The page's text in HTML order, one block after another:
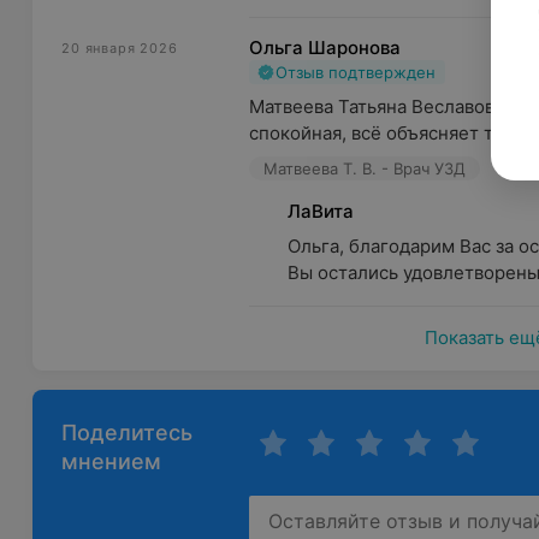
УЗИ сердца (эхокардиография) с
Дуплексное сканирование сосудов с цветным и
(брахиоцефальных сосудов, вен и артерий
УЗДГ одного венозного бассейна
УЗДГ одного артериального бассейна
Прием ведут врачи высшей и первой
20 января 2026 Ольга Шаронова
Отзыв подтвержден
Матвеева Татьяна Веславовна
спокойная, всё объясняет так,
Матвеева Т. В. - Врач УЗД
ЛаВита
Ольга, благодарим Вас за
Вы остались
Показать
Поделитесь
мнением